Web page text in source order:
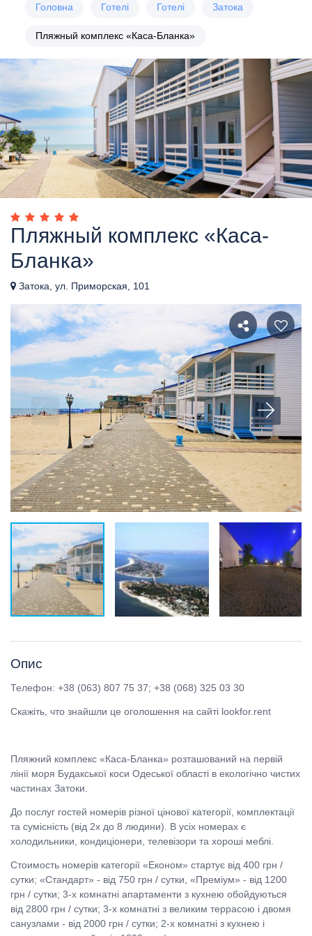
Головна Готелі Готелі Затока
Пляжный комплекс «Каса-Бланка»
Пляжный комплекс «Каса-
Бланка»
Затока, ул. Приморская, 101
Опис
Телефон: +38 (063) 807 75 37; +38 (068) 325 03 30
Скажіть, что знайшли це оголошення на сайті lookfor.rent
Пляжний комплекс «Каса-Бланка» розташований на первій
лінії моря Будакської коси Одеської області в екологічно чистих
частинах Затоки.
До послуг гостей номерів різної цінової категорії, комплектації
та сумісність (від 2х до 8 людини). В усіх номерах є
холодильники, кондиціонери, телевізори та хороші меблі.
Стоимость номерів категорії «Економ» стартує від 400 грн /
сутки; «Стандарт» - від 750 грн / сутки, «Преміум» - від 1200
грн / сутки; 3-х комнатні апартаменти з кухнею обойдуються
від 2800 грн / сутки; 3-х комнатні з великим террасою і двомя
санузлами - від 2000 грн / сутки; 2-х комнатні з кухнею і